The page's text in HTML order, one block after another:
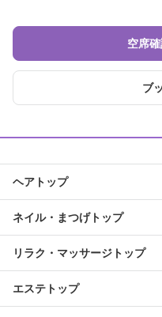
空席
ブ
ヘアトップ
ネイル・まつげトップ
リラク・マッサージトップ
エステトップ